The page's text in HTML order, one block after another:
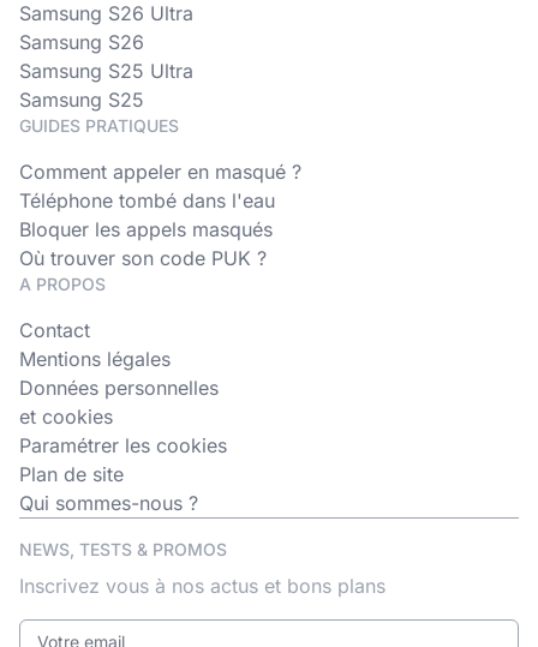
Samsung S26 Ultra
Samsung S26
Samsung S25 Ultra
Samsung S25
GUIDES PRATIQUES
Comment appeler en masqué ?
Téléphone tombé dans l'eau
Bloquer les appels masqués
Où trouver son code PUK ?
A PROPOS
Contact
Mentions légales
Données personnelles
et cookies
Paramétrer les cookies
Plan de site
Qui sommes-nous ?
NEWS, TESTS & PROMOS
Inscrivez vous à nos actus et bons plans